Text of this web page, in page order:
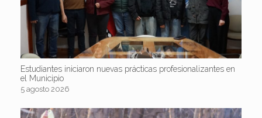
Estudiantes iniciaron nuevas prácticas profesionalizantes en
el Municipio
5 agosto 2026